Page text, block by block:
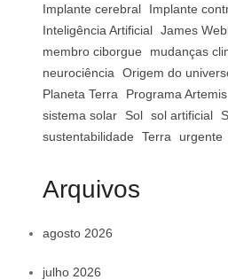
Implante cerebral
Implante
Inteligência Artificial James
membro ciborgue
mudanças
neurociência
Origem do
Planeta Terra
Programa Artemis
sistema solar
Sol sol artificial
sustentabilidade
Terra urgente
Arquivos
agosto 2026
julho 2026